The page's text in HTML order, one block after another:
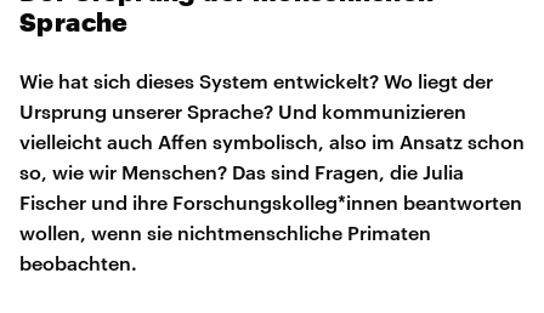
Sprache
Wie hat sich dieses System entwickelt? Wo liegt der
Ursprung unserer Sprache? Und kommunizieren
vielleicht auch Affen symbolisch, also im Ansatz schon
so, wie wir Menschen? Das sind Fragen, die Julia
Fischer und ihre Forschungskolleg*innen beantworten
wollen, wenn sie nichtmenschliche Primaten
beobachten.